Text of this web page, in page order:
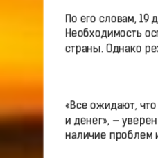
По его словам, 19
Необходимость
страны. Однако
«Все ожидают, что
и денег», — уверен
наличие проблем